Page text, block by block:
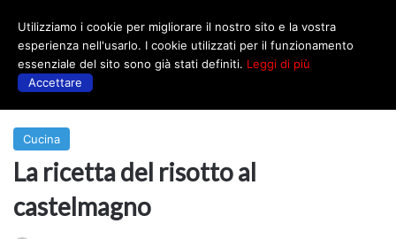
Cucina
La ricetta del risotto al
castelmagno
Utilizziamo i cookie per migliorare il nostro sito e la vostra
esperienza nell'usarlo. I cookie utilizzati per il funzionamento
essenziale del sito sono già stati definiti. Leggi di più
Accettare